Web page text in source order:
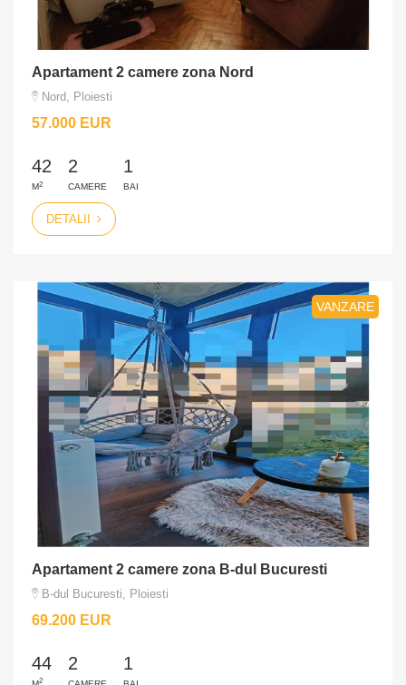
Apartament 2 camere zona Nord
Nord, Ploiesti
57.000 EUR
42
M2
2
CAMERE
1
BAI
DETALII
VANZARE
Apartament 2 camere zona B-dul Bucuresti
B-dul Bucuresti, Ploiesti
69.200 EUR
44
2
2 1